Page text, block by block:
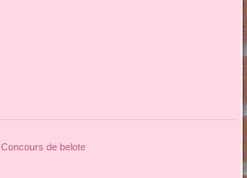
Concours de belote